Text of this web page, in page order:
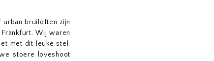
urban bruiloften zijn
Wij waren
met dit leuke stel.
stoere loveshoot